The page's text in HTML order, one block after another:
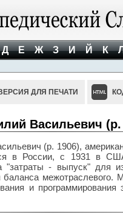
Д Е Ж З И Й К
ДЛЯ ПЕЧАТИ
Васильевич (р.
(р. 1906),
в России, с 1931 в
"затраты - выпуск" для
баланса
и